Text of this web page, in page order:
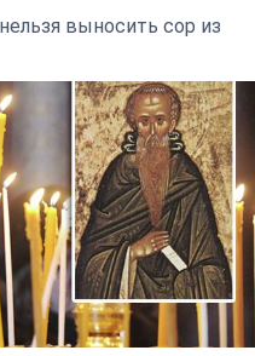
выносить сор из